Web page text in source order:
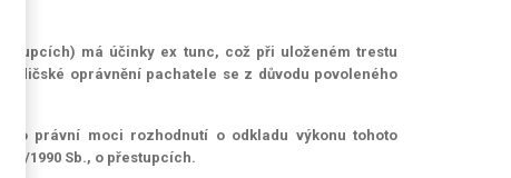
má účinky ex tunc, což při uloženém trestu
oprávnění pachatele se z důvodu povoleného
právní moci rozhodnutí o odkladu výkonu tohoto
1990 Sb., o přestupcích.